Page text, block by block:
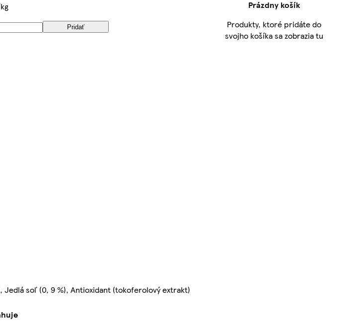
Pridať
Jedlá soľ (0, 9 %), Antioxidant (tokoferolový extrakt)
Prázdny košík
Produkty, ktoré pridáte do
svojho košíka sa zobrazia tu